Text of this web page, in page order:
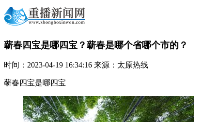
蕲春四宝是哪四宝？蕲春是哪个省哪个市的？
时间：2023-04-19 16:34:16 来源：太原热线
蕲春四宝是哪四宝